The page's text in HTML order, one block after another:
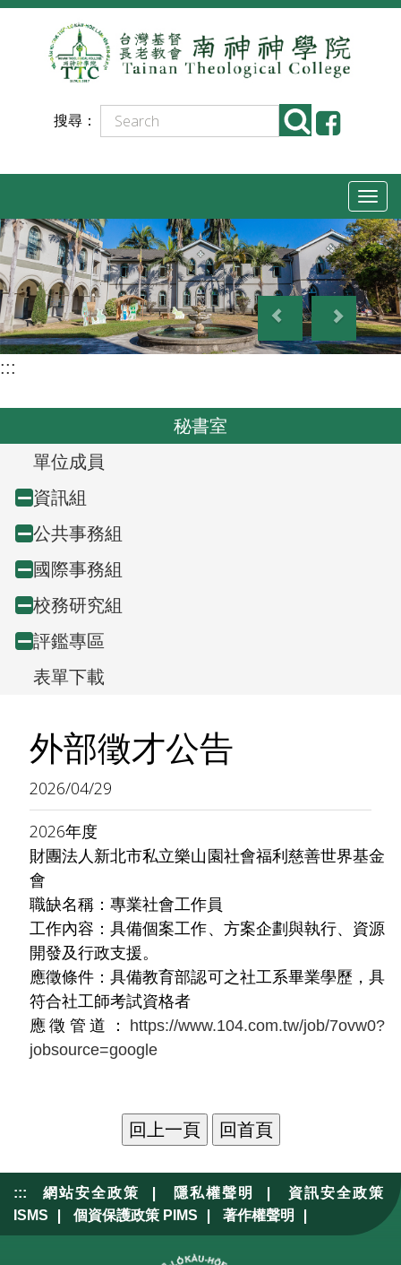
跳
搜尋：
T
o
g
g
l
e
i
P
r
e
o
e
x
:::
秘書室
T
r
e
e
v
i
e
,
單位成員
Collapse
node
資訊組
Collapse
node
公共事務組
Collapse
node
國際事務組
Collapse
node
校務研究組
Collapse
node
評鑑專區
表單下載
外部徵才公告
2026/04/29
2026年度
財團法人新北市私立樂山園社會福利慈善世界基金
會
職缺名稱：專業社會工作員
工作內容：具備個案工作、方案企劃與執行、資源
開發及行政支援。
應徵條件：具備教育部認可之社工系畢業學歷，具
符合社工師考試資格者
應徵管道：
https://www.104.com.tw/job/7ovw0?
jobsource=google
::: 網站安全政策 | 隱私權聲明 |
資訊安全政策
ISMS
| 個資保護政策 PIMS | 著作權聲明 |